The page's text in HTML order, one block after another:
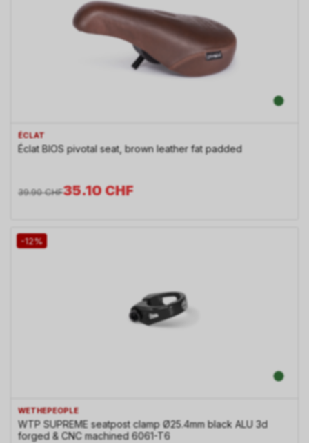
ÉCLAT
Éclat BIOS pivotal seat, brown leather fat padded
35.10CHF
39.90 CHF
-12%
WETHEPEOPLE
WTP SUPREME seatpost clamp Ø25.4mm black ALU 3d
forged & CNC machined 6061-T6